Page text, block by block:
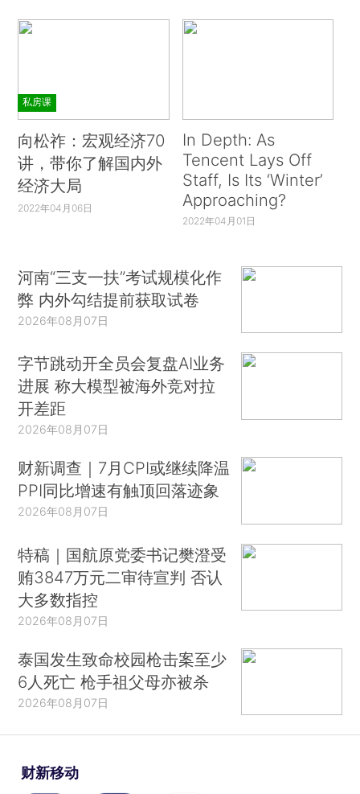
私房课
向松祚：宏观经济70
讲，带你了解国内外
经济大局
2022年04月06日
In Depth: As
Tencent Lays Off
Staff, Is Its ‘Winter’
Approaching?
2022年04月01日
河南“三支一扶”考试规模化作
弊 内外勾结提前获取试卷
2026年08月07日
字节跳动开全员会复盘AI业务
进展 称大模型被海外竞对拉
开差距
2026年08月07日
财新调查｜7月CPI或继续降温
PPI同比增速有触顶回落迹象
2026年08月07日
特稿｜国航原党委书记樊澄受
贿3847万元二审待宣判 否认
大多数指控
2026年08月07日
泰国发生致命校园枪击案至少
6人死亡 枪手祖父母亦被杀
2026年08月07日
财新移动